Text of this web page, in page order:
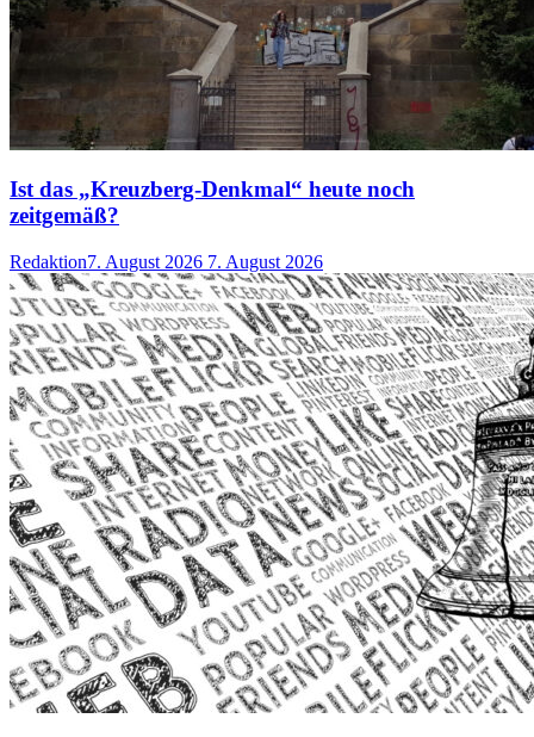
Ist das „Kreuzberg-Denkmal“ heute noch
zeitgemäß?
Redaktion7. August 2026 7. August 2026